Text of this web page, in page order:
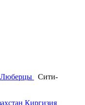
Люберцы
Сити-
Киргизия